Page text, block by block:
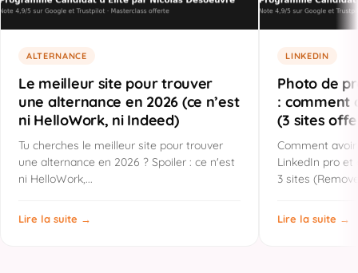
ALTERNANCE
Le meilleur site pour trouver
une alternance en 2026 (ce n’est
ni HelloWork, ni Indeed)
Tu cherches le meilleur site pour trouver
une alternance en 2026 ? Spoiler : ce n'est
ni HelloWork,...
Lire la suite →
LINKEDIN
Photo de
: comment
(3 sites
Comment
LinkedIn pro
3 sites
Lire la suite →